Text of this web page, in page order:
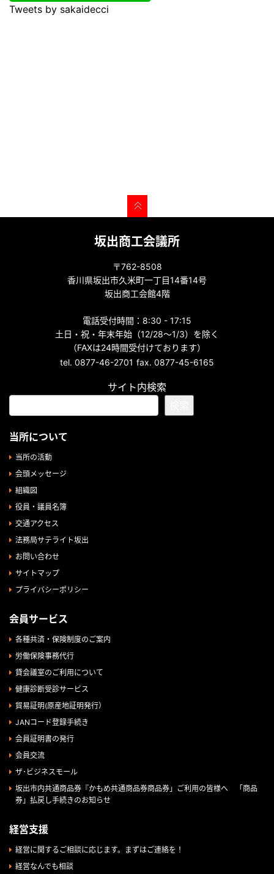
Tweets by sakaidecci
坂出商工会議所
〒762-8508
香川県坂出市久米町一丁目14番14号
坂出商工会館4階
電話受付時間：8:30 - 17:15
土日・祝・年末年始（12/28～1/3）を除く
（FAXは24時間受付けております）
tel. 0877-46-2701 fax. 0877-45-6165
サイト内検索
当所について
当所の活動
会頭メッセージ
組織図
役員・議員名簿
交通アクセス
法務局サテライト坂出
お問い合わせ
サイトマップ
プライバシーポリシー
会員サービス
各種共済・保険制度のご案内
労働保険事務代行
貸会議室のご利用について
健康診断受診サービス
貿易証明(原産地証明発行）
JANコード登録手続き
会員証明書の発行
会員交流
ザ･ビジネスモール
坂出市内共通商品券『かもめ共通商品券商品券」ご利用の皆様へ 「商品
券」払戻し手続きのお知らせ
経営支援
経営に関するご相談に応じます。まずはご連絡を！
経営なんでも相談